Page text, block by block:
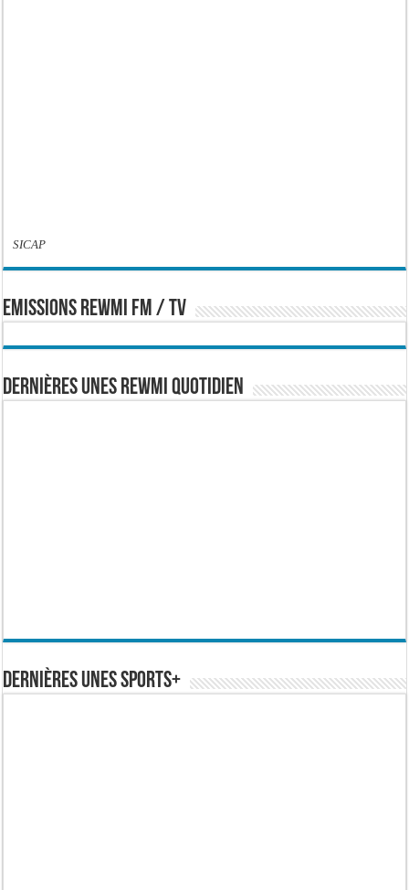
SICAP
EMISSIONS REWMI FM / TV
Dernières Unes Rewmi Quotidien
Dernières Unes Sports+